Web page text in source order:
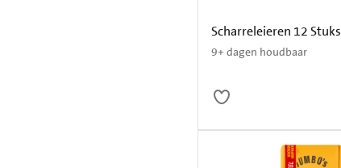
Scharreleieren 12 Stuks
9+ dagen houdbaar